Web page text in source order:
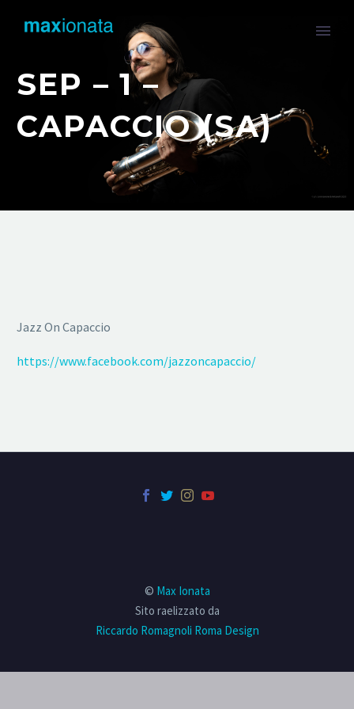
SEP – 1 –
CAPACCIO (SA)
Jazz On Capaccio
https://www.facebook.com/jazzoncapaccio/
© Max Ionata
Sito raelizzato da
Riccardo Romagnoli Roma Design